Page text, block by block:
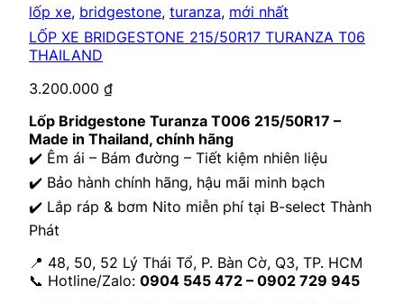
lốp xe, bridgestone, turanza, mới nhất
LỐP XE BRIDGESTONE 215/50R17 TURANZA T06
THAILAND
3.200.000 ₫
Lốp Bridgestone Turanza T006 215/50R17 –
Made in Thailand, chính hãng
✔️ Êm ái – Bám đường – Tiết kiệm nhiên liệu
✔️ Bảo hành chính hãng, hậu mãi minh bạch
✔️ Lắp ráp & bơm Nito miễn phí tại B-select Thành
Phát
📍 48, 50, 52 Lý Thái Tổ, P. Bàn Cờ, Q3, TP. HCM
📞 Hotline/Zalo: 0904 545 472 – 0902 729 945